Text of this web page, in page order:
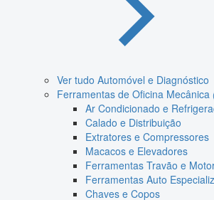
Ver tudo Automóvel e Diagnóstico
Ferramentas de Oficina Mecânica
Ar Condicionado e
Calado e Distribuição
Extratores e Compressores
Macacos e Elevadores
Ferramentas Travão e
Ferramentas Auto
Chaves e Copos